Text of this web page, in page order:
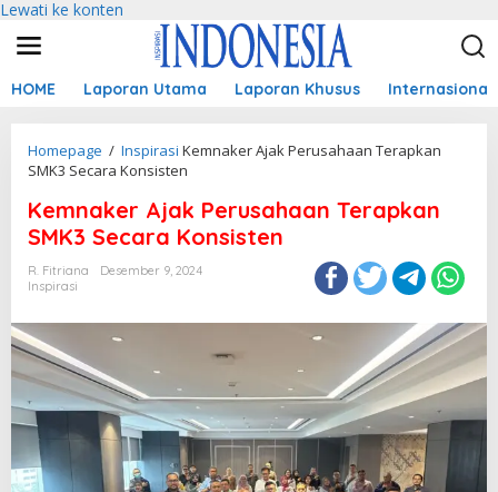
Lewati ke konten
HOME Laporan Utama Laporan Khusus Internasional
Homepage / Inspirasi Kemnaker Ajak Perusahaan Terapkan
SMK3 Secara Konsisten
Kemnaker Ajak Perusahaan Terapkan
SMK3 Secara Konsisten
R. Fitriana
Desember 9, 2024
Inspirasi